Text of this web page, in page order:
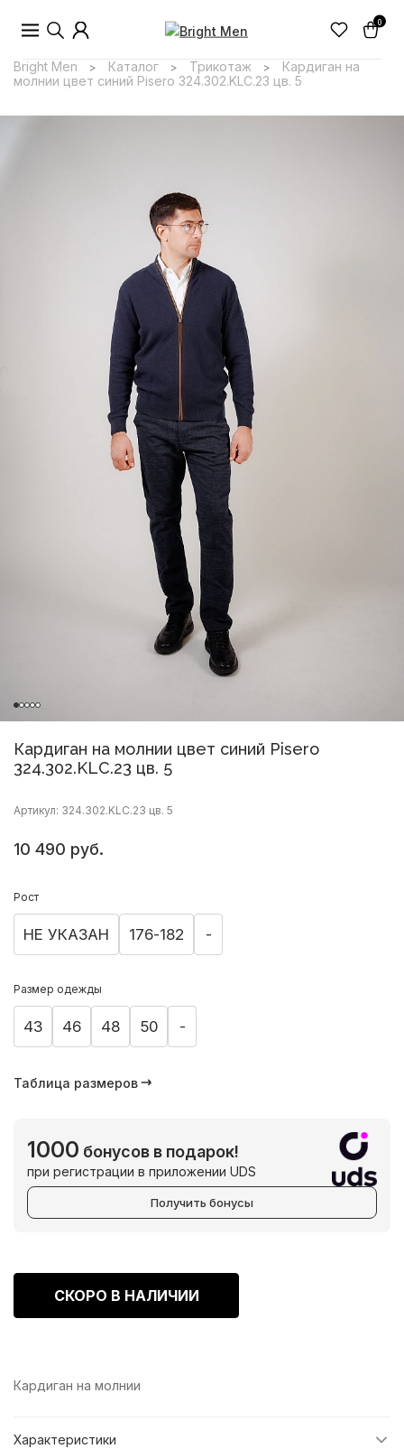
0
Bright Men > Каталог > Трикотаж >
Кардиган на
молнии цвет синий Pisero 324.302.KLC.23 цв. 5
Кардиган на молнии цвет синий Pisero
324.302.KLC.23 цв. 5
Артикул: 324.302.KLC.23 цв. 5
10 490 руб.
Рост
НЕ УКАЗАН 176-182 -
Размер одежды
43 46 48 50 -
Таблица размеров
1000 бонусов в подарок!
при регистрации в приложении UDS
Получить бонусы
СКОРО В НАЛИЧИИ
Кардиган на молнии
Характеристики